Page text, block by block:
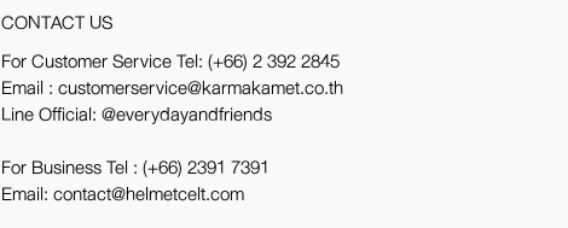
CONTACT US
For Customer Service Tel:(+66) 2 392 2845
Email : customerservice@karmakamet.co.th
Line Official:@everydayandfriends
For Business Tel :(+66) 2391 7391
Email: contact@helmetcelt.com